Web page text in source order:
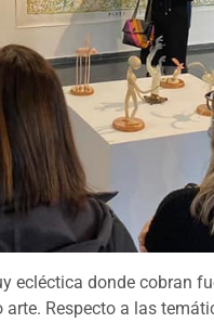
ecléctica donde cobran
Respecto a las